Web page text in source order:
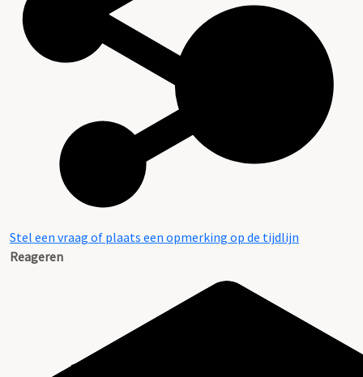
Stel een vraag of plaats een opmerking op de tijdlijn
Reageren